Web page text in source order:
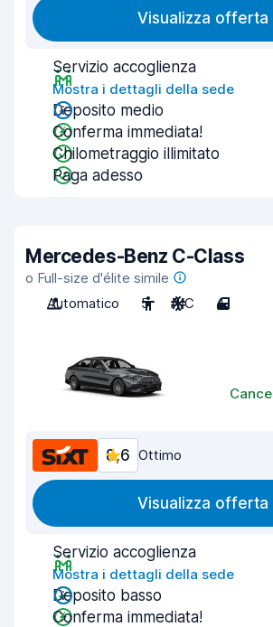
Visualizza offerta
Servizio accoglienza
Mostra i dettagli della sede
Deposito medio
Conferma immediata!
Chilometraggio illimitato
Paga adesso
Mercedes-Benz C-Class
o Full-size d'élite simile
Automatico
5 A/C 4
8,6 Ottimo
Visualizza offerta
Servizio accoglienza
Mostra i dettagli della sede
Deposito basso
Conferma immediata!